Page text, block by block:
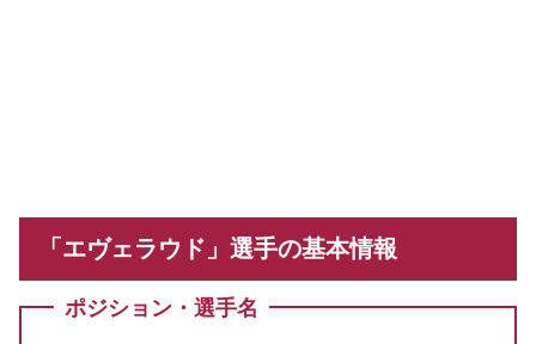
「エヴェラウド」選手の基本情報
ポジション・選手名